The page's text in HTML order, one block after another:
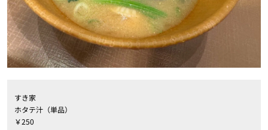
すき家
ホタテ汁（単品）
￥250